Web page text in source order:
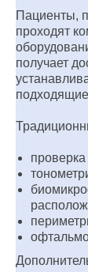
Пациенты,
проходят
получает